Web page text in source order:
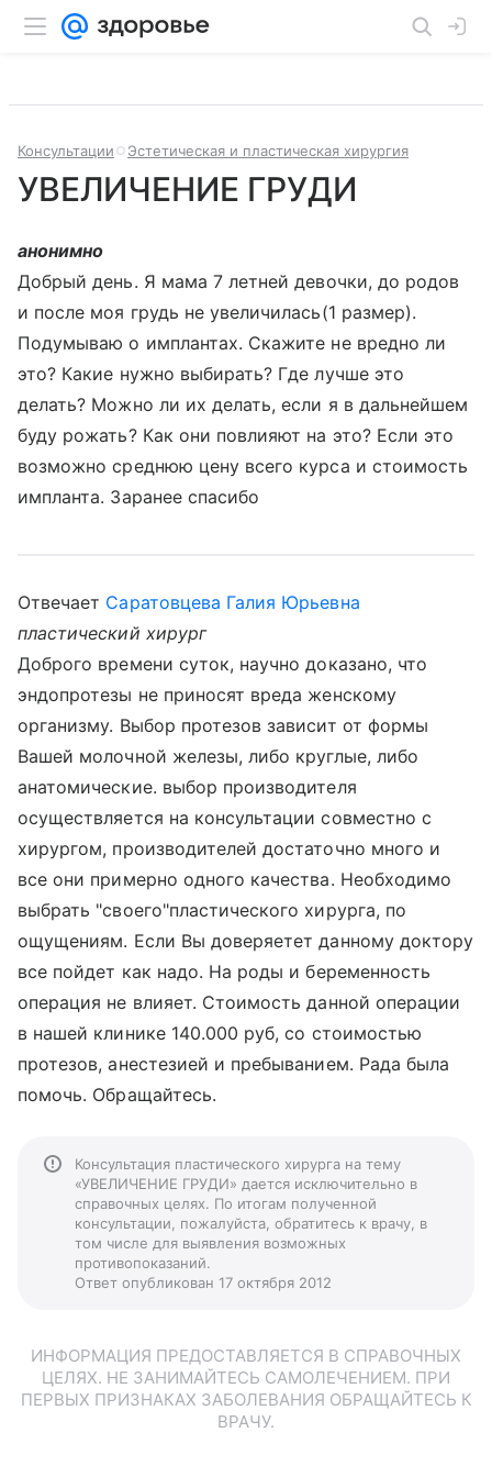
Консультации Эстетическая и пластическая хирургия
УВЕЛИЧЕНИЕ ГРУДИ
анонимно
Добрый день. Я мама 7 летней девочки, до родов
и после моя грудь не увеличилась(1 размер).
Подумываю о имплантах. Скажите не вредно ли
это? Какие нужно выбирать? Где лучше это
делать? Можно ли их делать, если я в дальнейшем
буду рожать? Как они повлияют на это? Если это
возможно среднюю цену всего курса и стоимость
импланта. Заранее спасибо
Отвечает Саратовцева Галия Юрьевна
пластический хирург
Доброго времени суток, научно доказано, что
эндопротезы не приносят вреда женскому
организму. Выбор протезов зависит от формы
Вашей молочной железы, либо круглые, либо
анатомические. выбор производителя
осуществляется на консультации совместно с
хирургом, производителей достаточно много и
все они примерно одного качества. Необходимо
выбрать "своего"пластического хирурга, по
ощущениям. Если Вы доверяетет данному доктору
все пойдет как надо. На роды и беременность
операция не влияет. Стоимость данной операции
в нашей клинике 140.000 руб, со стоимостью
протезов, анестезией и пребыванием. Рада была
помочь. Обращайтесь.
Консультация пластического хирурга на тему
«УВЕЛИЧЕНИЕ ГРУДИ» дается исключительно в
справочных целях. По итогам полученной
консультации, пожалуйста, обратитесь к врачу, в
том числе для выявления возможных
противопоказаний.
Ответ опубликован 17 октября 2012
ИНФОРМАЦИЯ ПРЕДОСТАВЛЯЕТСЯ В СПРАВОЧНЫХ
ЦЕЛЯХ. НЕ ЗАНИМАЙТЕСЬ САМОЛЕЧЕНИЕМ. ПРИ
ПЕРВЫХ ПРИЗНАКАХ ЗАБОЛЕВАНИЯ ОБРАЩАЙТЕСЬ К
ВРАЧУ.